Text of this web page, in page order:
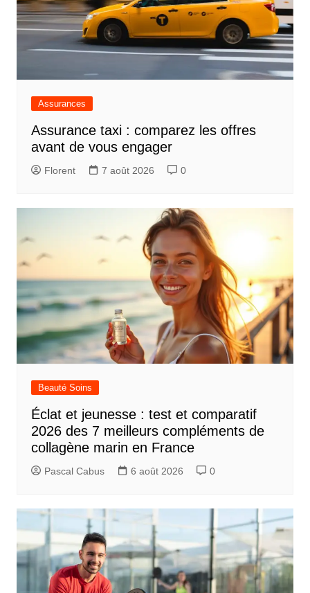
Assurances
Assurance taxi : comparez les offres
avant de vous engager
Florent 7 août 2026 0
Beauté Soins
Éclat et jeunesse : test et comparatif
2026 des 7 meilleurs compléments de
collagène marin en France
Pascal Cabus 6 août 2026 0